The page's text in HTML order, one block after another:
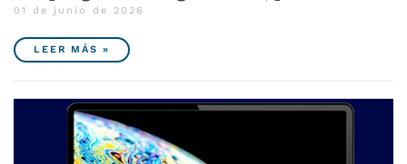
01 de junio de 2026
LEER MÁS »